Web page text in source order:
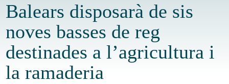
Balears disposarà de sis
noves basses de reg
destinades a l’agricultura i
la ramaderia